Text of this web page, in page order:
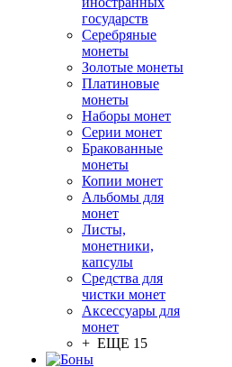
государств
Серебряные
монеты
Золотые монеты
Платиновые
монеты
Наборы монет
Серии монет
Бракованные
монеты
Копии монет
Альбомы для
монет
Листы,
монетники,
капсулы
Средства для
чистки монет
Аксессуары для
монет
+ ЕЩЕ 15